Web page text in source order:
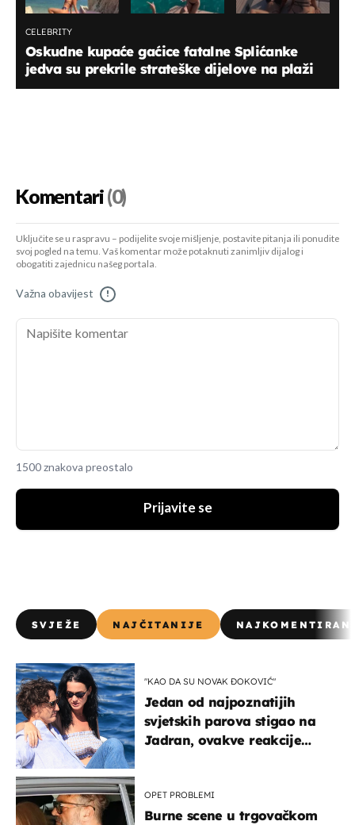
CELEBRITY
Oskudne kupaće gaćice fatalne Splićanke
jedva su prekrile strateške dijelove na plaži
Komentari(0)
Uključite se u raspravu – podijelite svoje mišljenje, postavite pitanja ili ponudite
svoj pogled na temu. Vaš komentar može potaknuti zanimljiv dijalog i
obogatiti zajednicu našeg portala.
Važna obavijest !
1500 znakova preostalo
Prijavite se
SVJEŽE NAJČITANIJE
"KAO DA SU NOVAK ĐOKOVIĆ"
Jedan od najpoznatijih
svjetskih parova stigao na
Jadran, ovakve reakcije
OPET PROBLEMI
Burne scene u trgovačkom